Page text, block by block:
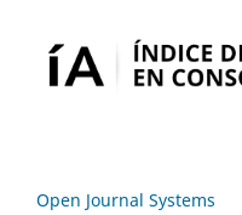
Open Journal Systems